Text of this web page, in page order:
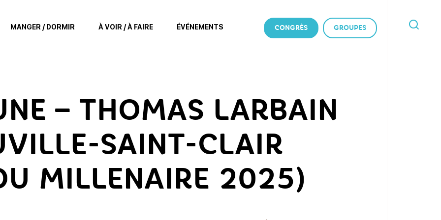
MANGER / DORMIR À VOIR / À FAIRE ÉVÉNEMENTS CONGRÈS GROUPES
– THOMAS LARBAIN
SAINT-CLAIR
MILLENAIRE 2025)